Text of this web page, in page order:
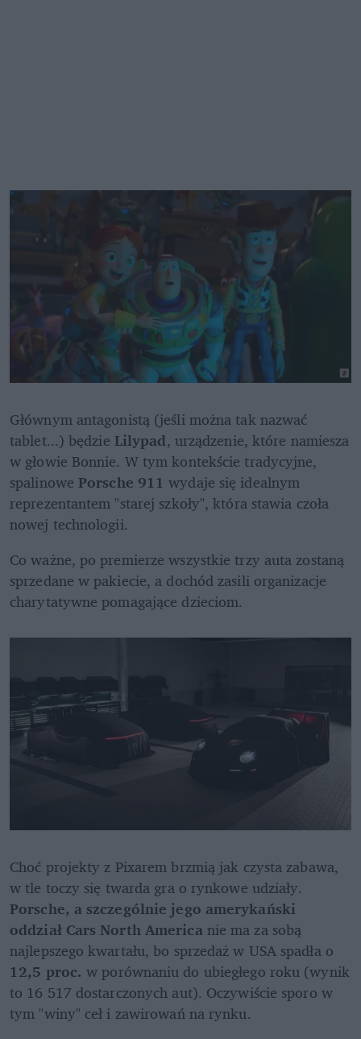
Głównym antagonistą (jeśli można tak nazwać
tablet...) będzie Lilypad, urządzenie, które namiesza
w głowie Bonnie. W tym kontekście tradycyjne,
spalinowe Porsche 911 wydaje się idealnym
reprezentantem "starej szkoły", która stawia czoła
nowej technologii.
Co ważne, po premierze wszystkie trzy auta zostaną
sprzedane w pakiecie, a dochód zasili organizacje
charytatywne pomagające dzieciom.
Choć projekty z Pixarem brzmią jak czysta zabawa,
Porsche, a szczególnie jego amerykański
oddział Cars North America nie ma za sobą
12,5 proc. w porównaniu do ubiegłego roku (wynik
to 16 517 dostarczonych aut). Oczywiście sporo w
tym "winy" ceł i zawirowań na rynku.